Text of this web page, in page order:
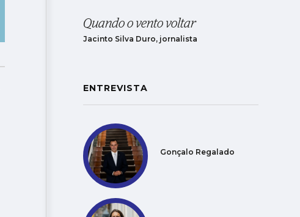
Quando o vento voltar
Jacinto Silva Duro, jornalista
ENTREVISTA
Gonçalo Regalado